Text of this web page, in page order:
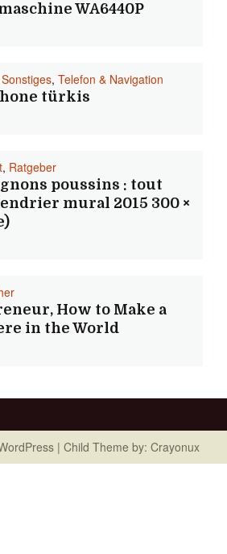
WA6440P
Sonstiges, Telefon & Navigation
türkis
, Ratgeber
poussins : tout
mural 2015 300 ×
How to Make a
in the World
| Child Theme by: Crayonux